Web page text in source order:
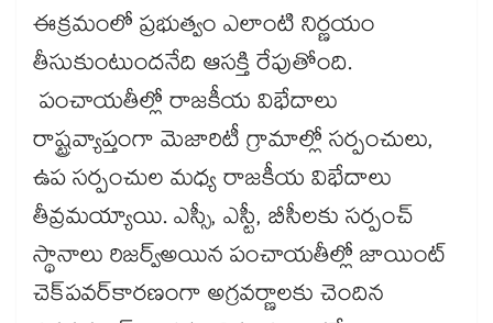
ఈక్రమంలో ప్రభుత్వం ఎలాంటి నిర్ణయం
తీసుకుంటుందనేది ఆసక్తి రేపుతోంది.
పంచాయతీల్లో రాజకీయ విభేదాలు
రాష్ట్రవ్యాప్తంగా మెజారిటీ గ్రామాల్లో సర్పంచులు,
ఉప సర్పంచుల మధ్య రాజకీయ విభేదాలు
తీవ్రమయ్యాయి. ఎస్సీ, ఎస్టీ, బీసీలకు సర్పంచ్​
స్థానాలు రిజర్వ్​అయిన పంచాయతీల్లో జాయింట్​
చెక్​పవర్​కారణంగా అగ్రవర్ణాలకు చెందిన